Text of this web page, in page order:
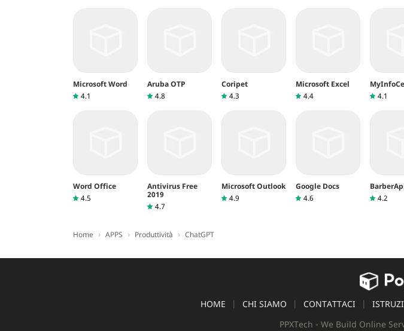
Microsoft Word
4.1
Aruba OTP
4.8
Coripet
4.3
Microsoft Excel
4.4
4.1
Word Office
4.5
Antivirus Free
2019
4.7
Microsoft Outlook
4.9
Google Docs
4.6
4.2
Home › APPS › Produttività › ChatGPT
HOME CHI SIAMO CONTATTACI
PPXTech - We Build Online